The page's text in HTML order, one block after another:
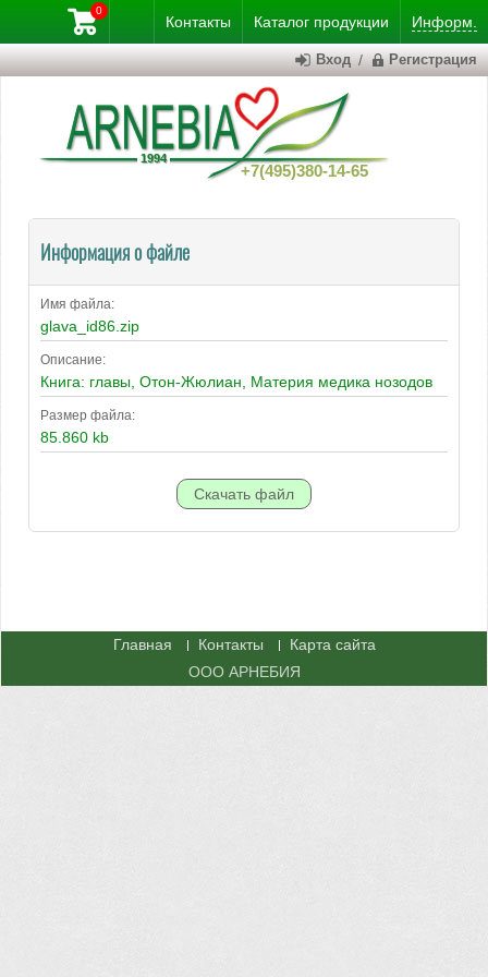
Контакты Каталог продукции Информ.
+7(495)380-14-65
0
Вход / Регистрация
Информация о файле
Имя файла:
glava_id86.zip
Описание:
Книга: главы, Отон-Жюлиан, Материя медика нозодов
Размер файла:
85.860 kb
Главная Контакты
Карта сайта
ООО АРНЕБИЯ